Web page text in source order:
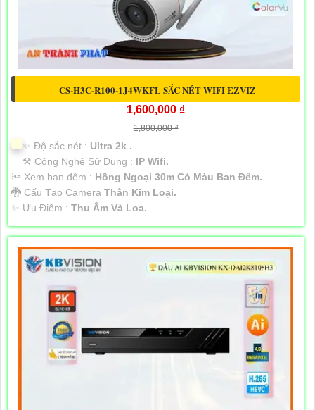
CS-H3C-R100-1J4WKFL SẮC NÉT WIFI EZVIZ
1,600,000 ₫
1,800,000 ₫
✨ Độ sắc nét : Ultra 2k .
⚒ Công Nghệ Sử Dụng : IP Wifi.
🔦 Xem ban đêm : Hồng Ngoại 30m Có Màu Ban Đêm.
🐉️ Cấu Tạo Camera Thân Kim Loại.
️✨ Ưu Điểm : Thu Âm Và Loa.